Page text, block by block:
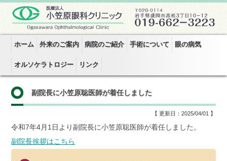
ホーム 外来のご案内 病院のご紹介 手術について 眼の病気
オルソケラトロジー リンク
副院長に小笠原聡医師が着任しました
【 更新日：2025/04/01 】
令和7年4月1日より副院長に小笠原聡医師が着任しました。
副院長挨拶はこちら